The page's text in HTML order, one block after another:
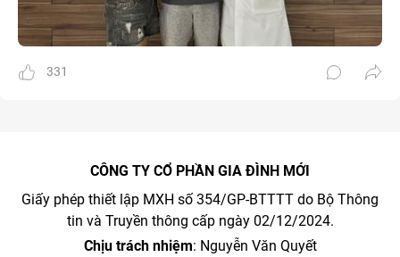
331
CÔNG TY CỔ PHẦN GIA ĐÌNH MỚI
Giấy phép thiết lập MXH số 354/GP-BTTTT do Bộ Thông
tin và Truyền thông cấp ngày 02/12/2024.
Chịu trách nhiệm: Nguyễn Văn Quyết